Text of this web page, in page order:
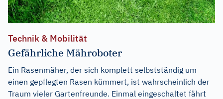
Technik & Mobilität
Gefährliche Mähroboter
Ein Rasenmäher, der sich komplett selbstständig um
einen gepflegten Rasen kümmert, ist wahrscheinlich der
Traum vieler Gartenfreunde. Einmal eingeschaltet fährt